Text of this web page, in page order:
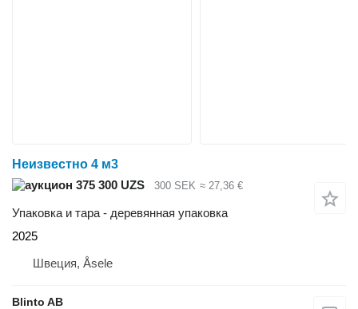
Неизвестно 4 м3
375 300 UZS
300 SEK ≈ 27,36 €
Упаковка и тара - деревянная упаковка
2025
Швеция, Åsele
Blinto AB